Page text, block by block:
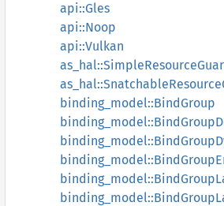
api::Gles
api::Noop
api::Vulkan
binding_model::BindGroup